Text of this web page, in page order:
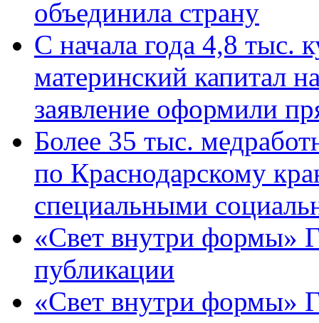
объединила страну
С начала года 4,8 тыс.
материнский капитал
заявление оформили
Более 35 тыс.
по Краснодарскому
специальными
«Свет внутри формы»
публикации
«Свет внутри формы»